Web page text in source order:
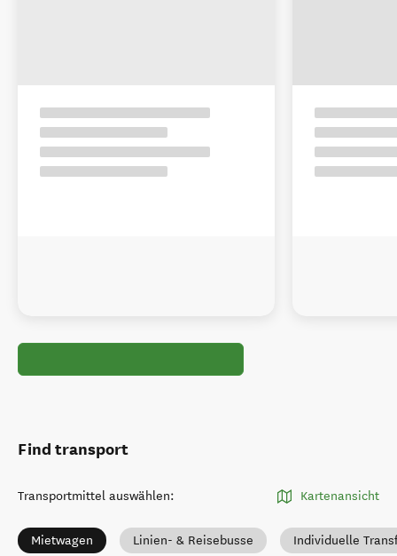
Find transport
Transportmittel auswählen: Kartenansicht
Mietwagen Linien- & Reisebusse Individuelle